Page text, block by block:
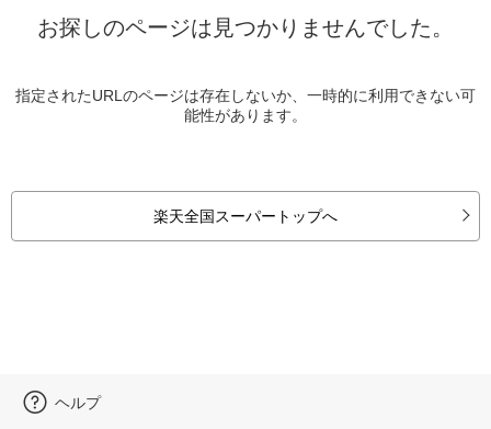
お探しのページは見つかりませんでした。
指定されたURLのページは存在しないか、一時的に利用できない可
能性があります。
楽天全国スーパートップへ
ヘルプ